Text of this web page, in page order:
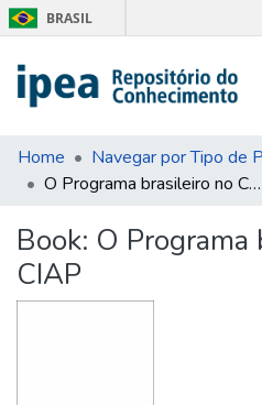
BRASIL
Communities & Collections
Search for
Statistics
Tips
Home
O Programa brasileiro no CIAP
Book: O
CIAP